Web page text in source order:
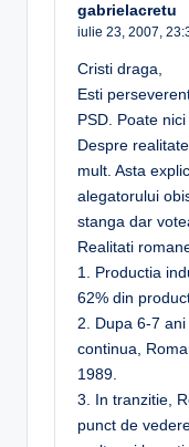
gabrielacretu
iulie 23, 2007,
Cristi draga,
Esti
PSD. Poate
Despre
mult. Asta
alegatorului
stanga dar
Realitati
1. Productia
62% din
2. Dupa 6-7
continua,
1989.
3. In tranzitie,
punct de